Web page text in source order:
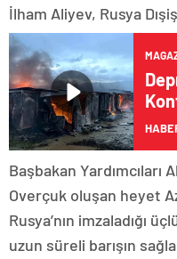
İlham Aliyev, Rusya
Başbakan
Overçuk oluşan heyet
Rusya’nın imzaladığı
uzun süreli barışın